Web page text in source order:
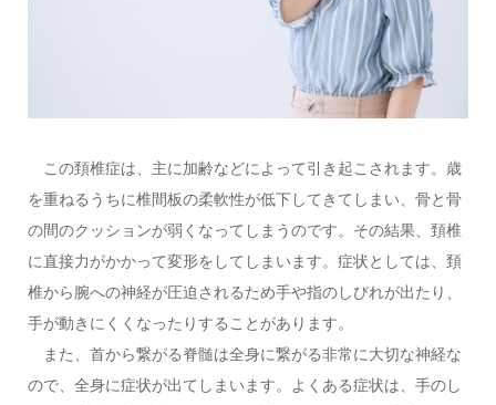
この頚椎症は、主に加齢などによって引き起こされます。歳
を重ねるうちに椎間板の柔軟性が低下してきてしまい、骨と骨
の間のクッションが弱くなってしまうのです。その結果、頚椎
に直接力がかかって変形をしてしまいます。症状としては、頚
椎から腕への神経が圧迫されるため手や指のしびれが出たり、
手が動きにくくなったりすることがあります。
また、首から繋がる脊髄は全身に繋がる非常に大切な神経な
ので、全身に症状が出てしまいます。よくある症状は、手のし